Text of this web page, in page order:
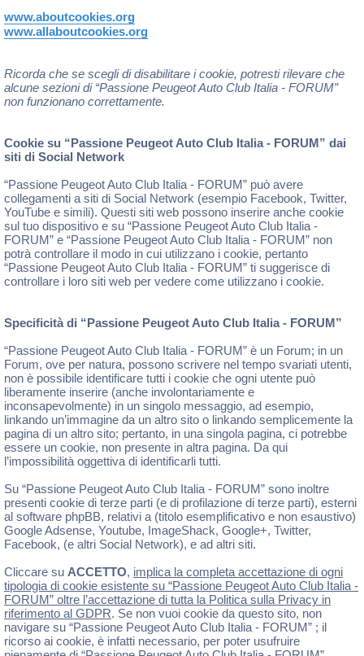
www.aboutcookies.org
www.allaboutcookies.org
Ricorda che se scegli di disabilitare i cookie, potresti rilevare che
alcune sezioni di “Passione Peugeot Auto Club Italia - FORUM”
non funzionano correttamente.
Cookie su “Passione Peugeot Auto Club Italia - FORUM” dai
siti di Social Network
“Passione Peugeot Auto Club Italia - FORUM” può avere
collegamenti a siti di Social Network (esempio Facebook, Twitter,
YouTube e simili). Questi siti web possono inserire anche cookie
sul tuo dispositivo e su “Passione Peugeot Auto Club Italia -
FORUM” e “Passione Peugeot Auto Club Italia - FORUM” non
potrà controllare il modo in cui utilizzano i cookie, pertanto
“Passione Peugeot Auto Club Italia - FORUM” ti suggerisce di
controllare i loro siti web per vedere come utilizzano i cookie.
Specificità di “Passione Peugeot Auto Club Italia - FORUM”
“Passione Peugeot Auto Club Italia - FORUM” è un Forum; in un
Forum, ove per natura, possono scrivere nel tempo svariati utenti,
non è possibile identificare tutti i cookie che ogni utente può
liberamente inserire (anche involontariamente e
inconsapevolmente) in un singolo messaggio, ad esempio,
linkando un’immagine da un altro sito o linkando semplicemente la
pagina di un altro sito; pertanto, in una singola pagina, ci potrebbe
essere un cookie, non presente in altra pagina. Da qui
l’impossibilità oggettiva di identificarli tutti.
Su “Passione Peugeot Auto Club Italia - FORUM” sono inoltre
presenti cookie di terze parti (e di profilazione di terze parti), esterni
al software phpBB, relativi a (titolo esemplificativo e non esaustivo)
Google Adsense, Youtube, ImageShack, Google+, Twitter,
Facebook, (e altri Social Network), e ad altri siti.
Cliccare su ACCETTO, implica la completa accettazione di ogni
tipologia di cookie esistente su “Passione Peugeot Auto Club Italia -
FORUM” oltre l’accettazione di tutta la Politica sulla Privacy in
riferimento al GDPR. Se non vuoi cookie da questo sito, non
navigare su “Passione Peugeot Auto Club Italia - FORUM” ; il
ricorso ai cookie, è infatti necessario, per poter usufruire